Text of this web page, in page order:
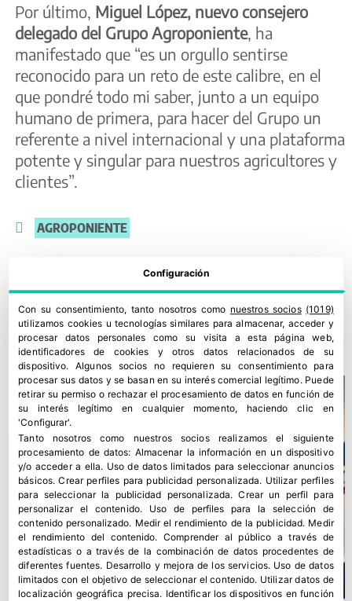
Por último, Miguel López, nuevo consejero
delegado del Grupo Agroponiente, ha
manifestado que “es un orgullo sentirse
reconocido para un reto de este calibre, en el
que pondré todo mi saber, junto a un equipo
humano de primera, para hacer del Grupo un
referente a nivel internacional y una plataforma
potente y singular para nuestros agricultores y
clientes”.
AGROPONIENTE
TE PODRÍA INTERESAR
Configuración
Con su consentimiento, tanto nosotros como nuestros socios (1019)
utilizamos cookies u tecnologías similares para almacenar, acceder y
procesar datos personales como su visita a esta página web,
identificadores de cookies y otros datos relacionados de su
dispositivo. Algunos socios no requieren su consentimiento para
procesar sus datos y se basan en su interés comercial legítimo. Puede
retirar su permiso o rechazar el procesamiento de datos en función de
su interés legítimo en cualquier momento, haciendo clic en
'Configurar'.
Tanto nosotros como nuestros socios realizamos el siguiente
procesamiento de datos: Almacenar la información en un dispositivo
y/o acceder a ella. Uso de datos limitados para seleccionar anuncios
básicos.Crear perfiles para publicidad personalizada. Utilizar perfiles
para seleccionar la publicidad personalizada.Crear un perfil para
personalizar el contenido. Uso de perfiles para la selección de
contenido personalizado. Medir el rendimiento de la publicidad. Medir
el rendimiento del contenido.Comprender al público a través de
estadísticas o a través de la combinación de datos procedentes de
diferentes fuentes. Desarrollo y mejora de los servicios. Uso de datos
limitados con el objetivo de seleccionar el contenido. Utilizar datos de
localización geográfica precisa. Identificar los dispositivos en función